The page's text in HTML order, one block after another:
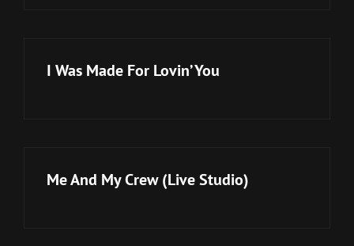
I Was Made For Lovin’ You
Me And My Crew (Live Studio)